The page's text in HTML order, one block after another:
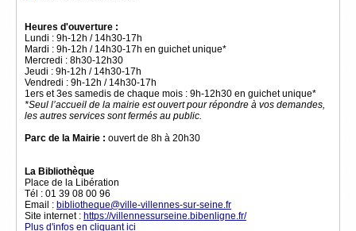
Heures d'ouverture :
Lundi : 9h-12h / 14h30-17h
Mardi : 9h-12h / 14h30-17h en guichet unique*
Mercredi : 8h30-12h30
Jeudi : 9h-12h / 14h30-17h
Vendredi : 9h-12h / 14h30-17h
1ers et 3es samedis de chaque mois : 9h-12h30 en guichet unique*
*Seul l’accueil de la mairie est ouvert pour répondre à vos demandes,
les autres services sont fermés au public.
Parc de la Mairie : ouvert de 8h à 20h30
La Bibliothèque
Place de la Libération
Tél : 01 39 08 00 96
Email : bibliotheque@ville-villennes-sur-seine.fr
Site internet : https://villennessurseine.bibenligne.fr/
Plus d'infos en cliquant ici